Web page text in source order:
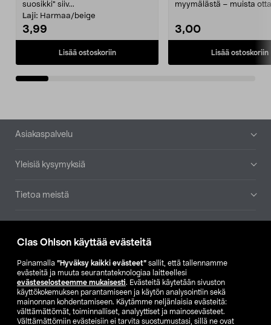
Clas Ohlson käyttää evästeitä
Painamalla ”Hyväksy kaikki evästeet” sallit, että tallennamme
evästeitä ja muuta seurantateknologiaa laitteellesi
evästeselosteemme mukaisesti. Evästeitä käytetään sivuston
käyttökokemuksen parantamiseen ja käytön analysointiin sekä
mainonnan kohdentamiseen. Käytämme neljänlaisia evästeitä:
välttämättömät, toiminnalliset, analyyttiset ja mainosevästeet.
Välttämättömiin evästeisiin ei tarvita suostumustasi, sillä ne ovat
suosikki" siiv...
Laji: Harmaa/beige
3,99
Lisää ostoskoriin
myymälästä – muista
3,00
Lisää ostoskoriin
Alatunniste
Asiakaspalvelu
Yleisiä kysymyksiä
Tietoa meistä
Etsi myymälä
SE NO FI